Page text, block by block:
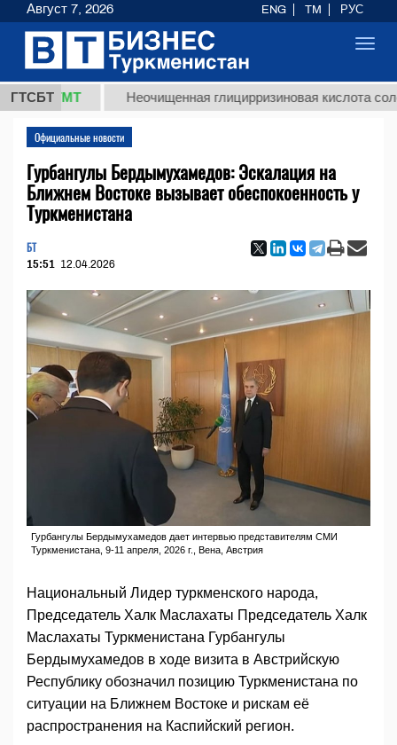
ГТСБТ
ТМТ Неочищенная глицирризиновая кислота
Официальные новости
Гурбангулы Бердымухамедов: Эскалация на
Ближнем Востоке вызывает обеспокоенность у
Туркменистана
БТ
15:51 12.04.2026
Гурбангулы Бердымухамедов дает интервью представителям СМИ
Туркменистана, 9-11 апреля, 2026 г., Вена, Австрия
Национальный Лидер туркменского народа,
Председатель Халк Маслахаты Председатель Халк
Маслахаты Туркменистана Гурбангулы
Бердымухамедов в ходе визита в Австрийскую
Республику обозначил позицию Туркменистана по
ситуации на Ближнем Востоке и рискам её
распространения на Каспийский регион.
Август 7, 2026 ENG TM РУС